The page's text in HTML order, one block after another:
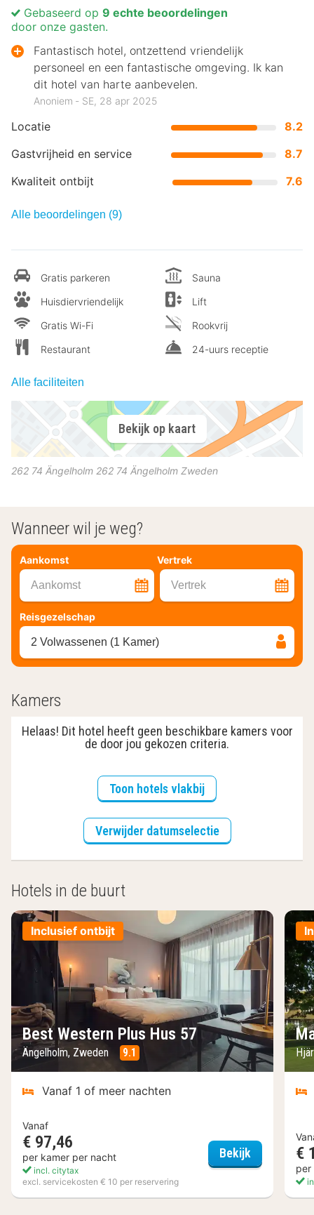
Locatie
8.2
Gastvrijheid en service
8.7
Kwaliteit ontbijt
7.6
Gebaseerd op 9 echte beoordelingen
door onze gasten.
Fantastisch hotel, ontzettend vriendelijk
personeel en een fantastische omgeving. Ik kan
dit hotel van harte aanbevelen.
Anoniem ‐ SE, 28 apr 2025
Alle beoordelingen (9)
Gratis parkeren
Huisdiervriendelijk
Gratis Wi-Fi
Restaurant
Sauna
Lift
Rookvrij
24-uurs receptie
Alle faciliteiten
Bekijk op kaart
262 74 Ängelholm 262 74 Ängelholm Zweden
Wanneer wil je weg?
Aankomst Vertrek
Aankomst Vertrek
Reisgezelschap
2 Volwassenen (1 Kamer)
Kamers
Helaas! Dit hotel heeft geen beschikbare kamers voor
de door jou gekozen criteria.
Toon hotels vlakbij
Verwijder datumselectie
Hotels in de buurt
Inclusief ontbijt
Best Western Plus Hus 57
Ängelholm, Zweden 9.1
Vanaf 1 of meer nachten
Vanaf
€ 97,46
per kamer per nacht
incl. citytax
excl. servicekosten € 10 per reservering
Bekijk Best €
per